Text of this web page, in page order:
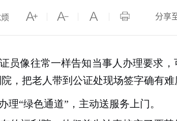
分享
员像往常一样告知当事人办理要求
，把老人带到公证处现场签字确有难
“绿色通道”，主动送服务上门。